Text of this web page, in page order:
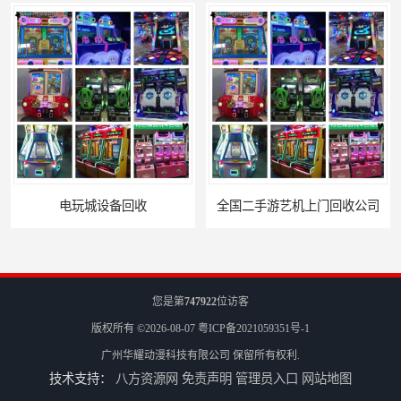
全国二手游艺机上门回收公司
您是第747922位访客
版权所有 ©2026-08-07 粤ICP备2021059351号-1
广州华耀动漫科技有限公司 保留所有权利.
技术支持： 八方资源网 免责声明 管理员入口 网站地图